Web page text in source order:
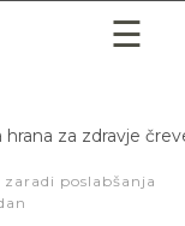
za zdravje
poslabšanja